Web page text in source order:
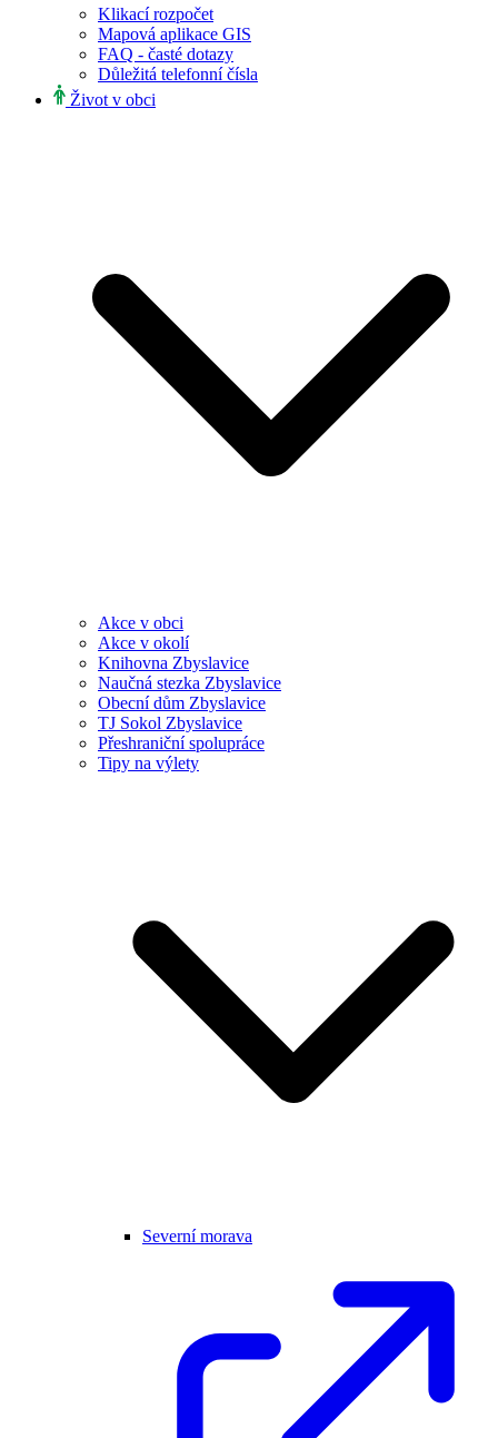
Klikací rozpočet
Mapová aplikace GIS
FAQ - časté dotazy
Důležitá telefonní čísla
Život v obci
Akce v obci
Akce v okolí
Knihovna Zbyslavice
Naučná stezka Zbyslavice
Obecní dům Zbyslavice
TJ Sokol Zbyslavice
Přeshraniční spolupráce
Tipy na výlety
Severní morava